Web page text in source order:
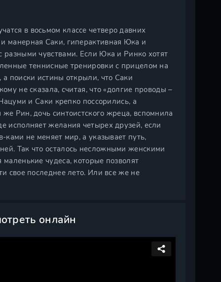
в восьмом классе четверо давних
манерная Саки, гиперактивная Юка и
разными чувствами. Если Юка и Ринко хотят
теннисные тренировки с прицелом на
поиски истины открыли, что Саки
не сказала, считая, что «долгие проводы –
и Саки крепко поссорились, а
Рин, дочь синтоистского жреца, вспомнила
исполняет желания четырех друзей, если
ками не меняет мир, а указывает путь,
Так что осталось несложными женскими
чудеса, которые позволят
свое последнее лето. Или все же не
онлайн